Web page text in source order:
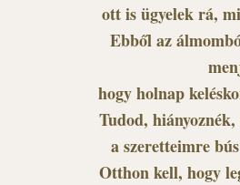
ott is ügyelek rá,
Ebből az
hogy holnap
Tudod,
a szeretteimre
Otthon kell, hogy